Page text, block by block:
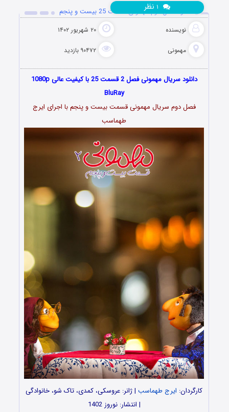
دانلود فصل دوم مهمونی قسمت 25 بیست و پنجم
نویسنده ۲۰ شهریور ۱۴۰۲
مهمونی ۹۰۴۷۲ بازدید
نظر
دانلود سریال مهمونی فصل 2 قسمت 25 با کیفیت عالی 1080p
BluRay
فصل دوم سریال مهمونی قسمت بیست و پنجم با اجرای ایرج
طهماسب
کارگردان: ایرج طهماسب | ژانر: عروسکی، کمدی، تاک شو، خانوادگی
| انتشار: نوروز 1402